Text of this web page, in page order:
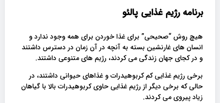
برنامه رژیم غذایی پالئو
هیچ روش “صحیحی” برای غذا خوردن برای همه وجود ندارد و
انسان های غارنشین بسته به آنچه در آن زمان در دسترس داشتند
و در کجای جهان زندگی می کردند، رژیم های متنوعی داشتند.
برخی رژیم غذایی کم کربوهیدرات و غذاهای حیوانی داشتند، در
حالی که برخی دیگر از رژیم غذایی حاوی کربوهیدرات بالا با گیاهان
زیاد پیروی می کردند.